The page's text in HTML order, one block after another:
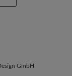
GmbH